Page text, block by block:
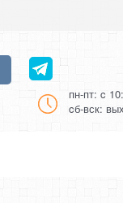
пн-пт: c
cб-вск: